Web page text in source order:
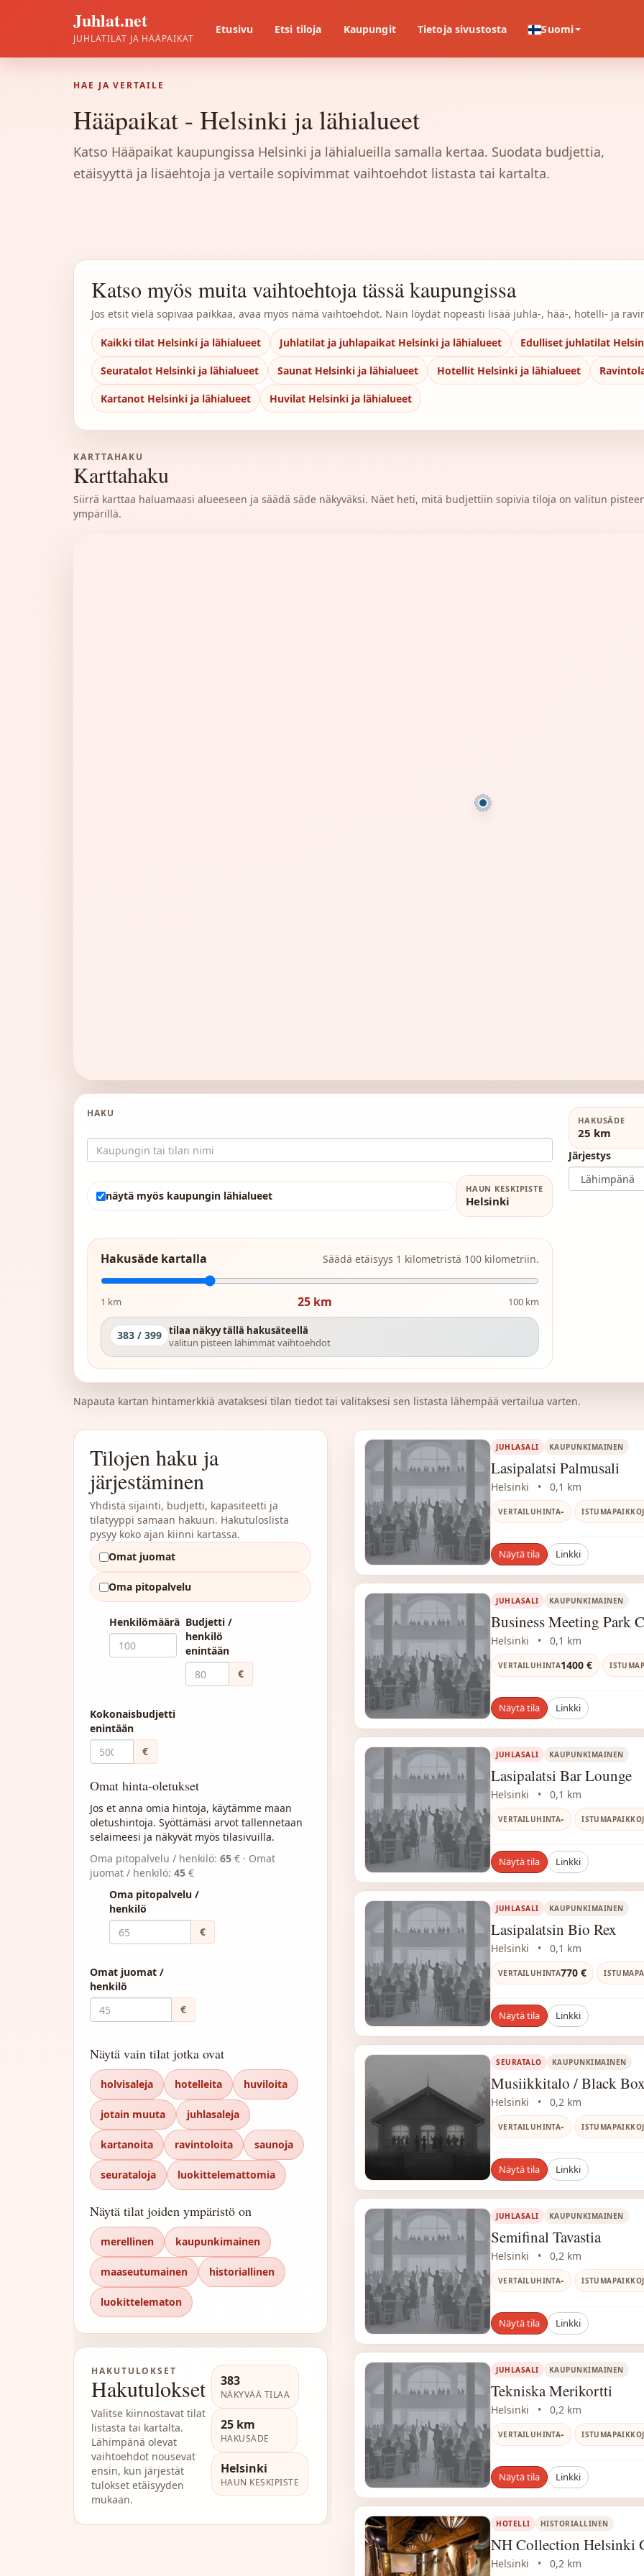
Juhlat.net
JUHLATILAT JA HÄÄPAIKAT
Etusivu Etsi tiloja Kaupungit Tietoja sivustosta Suomi
HAE JA VERTAILE
Hääpaikat - Helsinki ja lähialueet
Katso Hääpaikat kaupungissa Helsinki ja lähialueilla samalla kertaa. Suodata budjettia,
etäisyyttä ja lisäehtoja ja vertaile sopivimmat vaihtoehdot listasta tai kartalta.
Katso myös muita vaihtoehtoja tässä kaupungissa
Jos etsit vielä sopivaa paikkaa, avaa myös nämä vaihtoehdot. Näin löydät nopeasti lisää juhla-, hää-, hotelli- ja
Kaikki tilat Helsinki ja lähialueet Juhlatilat ja juhlapaikat Helsinki ja lähialueet Edulliset juhlatilat
Seuratalot Helsinki ja lähialueet Saunat Helsinki ja lähialueet Hotellit Helsinki ja lähialueet
Kartanot Helsinki ja lähialueet Huvilat Helsinki ja lähialueet
KARTTAHAKU
Karttahaku
Siirrä karttaa haluamaasi alueeseen ja säädä säde näkyväksi. Näet heti, mitä budjettiin sopivia tiloja on valitun
ympärillä.
HAKU
näytä myös kaupungin lähialueet
HAUN KESKIPISTE
Helsinki
Hakusäde kartalla Säädä etäisyys 1 kilometristä 100 kilometriin.
1 km 25 km 100 km
383 / 399 tilaa näkyy tällä hakusäteellä
valitun pisteen lähimmät vaihtoehdot
HAKUSÄDE
25 km
Järjestys
Napauta kartan hintamerkkiä avataksesi tilan tiedot tai valitaksesi sen listasta lähempää vertailua varten.
Tilojen haku ja
järjestäminen
Yhdistä sijainti, budjetti, kapasiteetti ja
tilatyyppi samaan hakuun. Hakutuloslista
pysyy koko ajan kiinni kartassa.
Omat juomat
Oma pitopalvelu
Henkilömäärä Budjetti /
henkilö
enintään
€
Kokonaisbudjetti
enintään
€
Omat hinta-oletukset
Jos et anna omia hintoja, käytämme maan
oletushintoja. Syöttämäsi arvot tallennetaan
selaimeesi ja näkyvät myös tilasivuilla.
Oma pitopalvelu / henkilö: 65 € · Omat
juomat / henkilö: 45 €
Oma pitopalvelu /
henkilö
€
Omat juomat /
henkilö
€
Näytä vain tilat jotka ovat
holvisaleja hotelleita huviloita
jotain muuta juhlasaleja
kartanoita ravintoloita saunoja
seurataloja luokittelemattomia
Näytä tilat joiden ympäristö on
merellinen kaupunkimainen
maaseutumainen historiallinen
luokittelematon
HAKUTULOKSET
Hakutulokset
Valitse kiinnostavat tilat
listasta tai kartalta.
Lähimpänä olevat
vaihtoehdot nousevat
ensin, kun järjestät
tulokset etäisyyden
mukaan.
383
NÄKYVÄÄ TILAA
25 km
HAKUSÄDE
Helsinki
HAUN KESKIPISTE
JUHLASALI KAUPUNKIMAINEN
Lasipalatsi Palmusali
Helsinki • 0,1 km
VERTAILUHINTA-
Näytä tila Linkki
JUHLASALI KAUPUNKIMAINEN
Business Meeting Park
Helsinki • 0,1 km
VERTAILUHINTA1400 €
Näytä tila Linkki
JUHLASALI KAUPUNKIMAINEN
Lasipalatsi Bar Lounge
Helsinki • 0,1 km
VERTAILUHINTA-
Näytä tila Linkki
JUHLASALI KAUPUNKIMAINEN
Lasipalatsin Bio Rex
Helsinki • 0,1 km
VERTAILUHINTA770 €
Näytä tila Linkki
SEURATALO KAUPUNKIMAINEN
Musiikkitalo / Black Box
Helsinki • 0,2 km
VERTAILUHINTA-
Näytä tila Linkki
JUHLASALI KAUPUNKIMAINEN
Semifinal Tavastia
Helsinki • 0,2 km
VERTAILUHINTA-
Näytä tila Linkki
JUHLASALI KAUPUNKIMAINEN
Tekniska Merikortti
Helsinki • 0,2 km
VERTAILUHINTA-
Näytä tila Linkki
HOTELLI HISTORIALLINEN
NH Collection Helsinki
Helsinki • 0,2 km